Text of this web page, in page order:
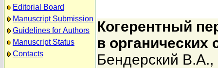
Editorial Board
Manuscript Submission
Guidelines for Authors
Manuscript Status
Contacts
Когерентный
в органических
Бендерский В.А.,